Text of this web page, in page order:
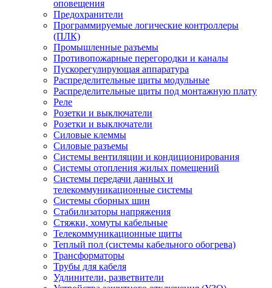
оповещения
Предохранители
Программируемые логические контроллеры
(ПЛК)
Промышленные разъемы
Противопожарные перегородки и каналы
Пускорегулирующая аппаратура
Распределительные щиты модульные
Распределительные щиты под монтажную плату
Реле
Розетки и выключатели
Розетки и выключатели
Силовые клеммы
Силовые разъемы
Системы вентиляции и кондиционирования
Системы отопления жилых помещений
Системы передачи данных и
телекоммуникационные системы
Системы сборных шин
Стабилизаторы напряжения
Стяжки, хомуты кабельные
Телекоммуникационные щиты
Теплый пол (системы кабельного обогрева)
Трансформаторы
Трубы для кабеля
Удлинители, разветвители